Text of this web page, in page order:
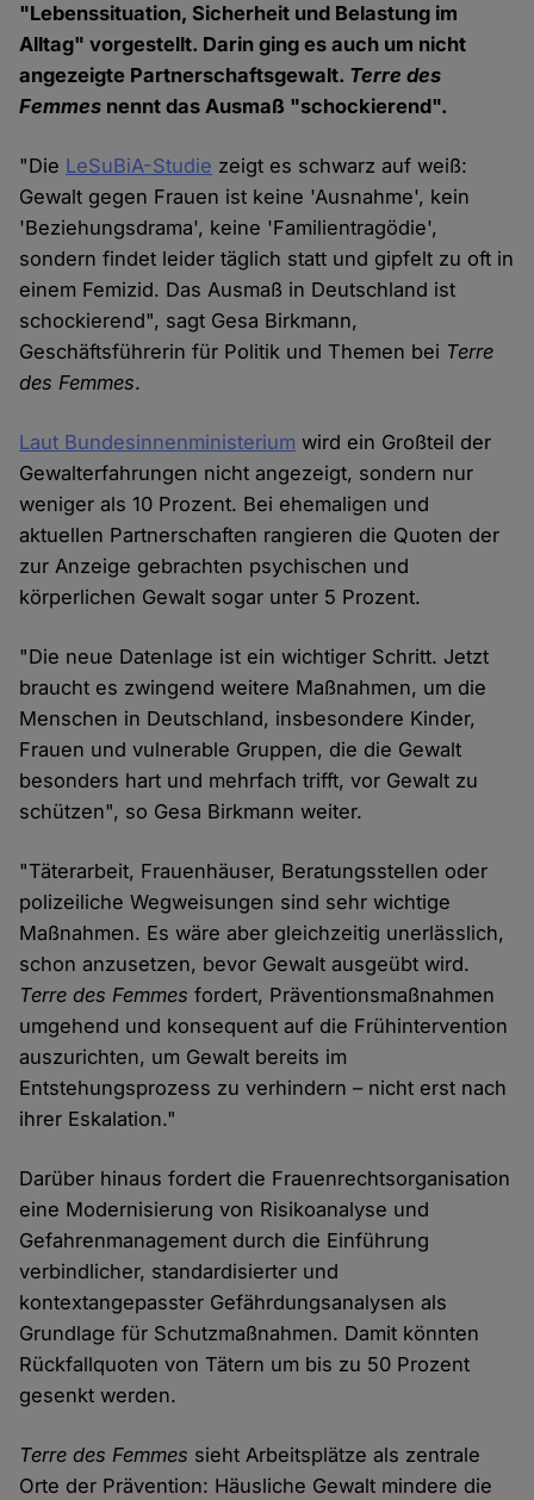
"Lebenssituation, Sicherheit und Belastung im
Alltag" vorgestellt. Darin ging es auch um nicht
angezeigte Partnerschaftsgewalt. Terre des
Femmes nennt das Ausmaß "schockierend".
"Die LeSuBiA-Studie zeigt es schwarz auf weiß:
Gewalt gegen Frauen ist keine 'Ausnahme', kein
'Beziehungsdrama', keine 'Familientragödie',
sondern findet leider täglich statt und gipfelt zu oft in
einem Femizid. Das Ausmaß in Deutschland ist
schockierend", sagt Gesa Birkmann,
Geschäftsführerin für Politik und Themen bei Terre
des Femmes.
Laut Bundesinnenministerium wird ein Großteil der
Gewalterfahrungen nicht angezeigt, sondern nur
weniger als 10 Prozent. Bei ehemaligen und
aktuellen Partnerschaften rangieren die Quoten der
zur Anzeige gebrachten psychischen und
körperlichen Gewalt sogar unter 5 Prozent.
"Die neue Datenlage ist ein wichtiger Schritt. Jetzt
braucht es zwingend weitere Maßnahmen, um die
Menschen in Deutschland, insbesondere Kinder,
Frauen und vulnerable Gruppen, die die Gewalt
besonders hart und mehrfach trifft, vor Gewalt zu
schützen", so Gesa Birkmann weiter.
"Täterarbeit, Frauenhäuser, Beratungsstellen oder
polizeiliche Wegweisungen sind sehr wichtige
Maßnahmen. Es wäre aber gleichzeitig unerlässlich,
schon anzusetzen, bevor Gewalt ausgeübt wird.
Terre des Femmes fordert, Präventionsmaßnahmen
umgehend und konsequent auf die Frühintervention
auszurichten, um Gewalt bereits im
Entstehungsprozess zu verhindern – nicht erst nach
ihrer Eskalation."
Darüber hinaus fordert die Frauenrechtsorganisation
eine Modernisierung von Risikoanalyse und
Gefahrenmanagement durch die Einführung
verbindlicher, standardisierter und
kontextangepasster Gefährdungsanalysen als
Grundlage für Schutzmaßnahmen. Damit könnten
Rückfallquoten von Tätern um bis zu 50 Prozent
gesenkt werden.
Terre des Femmes sieht Arbeitsplätze als zentrale
Orte der Prävention: Häusliche Gewalt mindere die